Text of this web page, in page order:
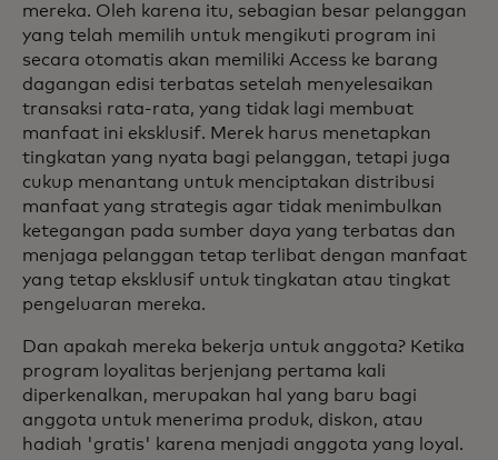
mereka. Oleh karena itu, sebagian besar pelanggan
yang telah memilih untuk mengikuti program ini
secara otomatis akan memiliki Access ke barang
dagangan edisi terbatas setelah menyelesaikan
transaksi rata-rata, yang tidak lagi membuat
manfaat ini eksklusif. Merek harus menetapkan
tingkatan yang nyata bagi pelanggan, tetapi juga
cukup menantang untuk menciptakan distribusi
manfaat yang strategis agar tidak menimbulkan
ketegangan pada sumber daya yang terbatas dan
menjaga pelanggan tetap terlibat dengan manfaat
yang tetap eksklusif untuk tingkatan atau tingkat
pengeluaran mereka.
Dan apakah mereka bekerja untuk anggota? Ketika
program loyalitas berjenjang pertama kali
diperkenalkan, merupakan hal yang baru bagi
anggota untuk menerima produk, diskon, atau
hadiah 'gratis' karena menjadi anggota yang loyal.